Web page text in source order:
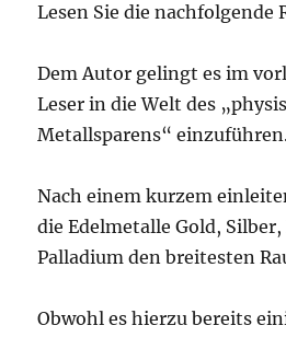
Lesen Sie die nachfolgende
Dem Autor gelingt es im
Leser in die Welt des
Metallsparens“
Nach einem kurzem
die Edelmetalle Gold,
Palladium den breitesten
Obwohl es hierzu bereits